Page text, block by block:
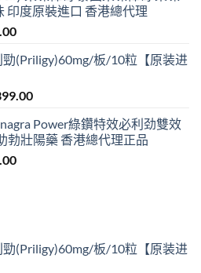
$399.00.
印度原裝進口 香港總代理
Current
is:
勁(Priligy)60mg/板/10粒【原装进
Price
$399.00
through
Power綠鑽特效必利劲雙效
勃壯陽藥 香港總代理正品
Current
勁(Priligy)60mg/板/10粒【原装进